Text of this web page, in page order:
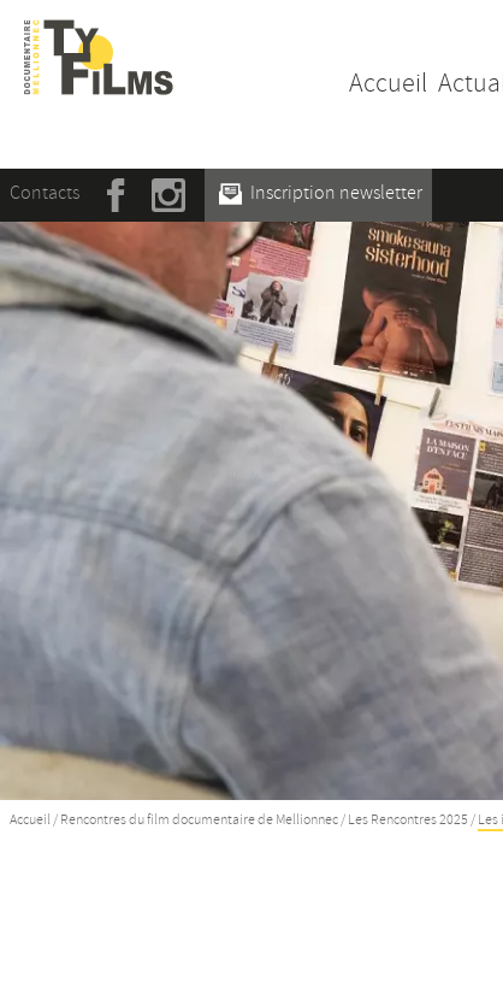
Accueil
Contacts Inscription newsletter
Accueil / Rencontres du film documentaire de Mellionnec / Les Rencontres 2025 / Les